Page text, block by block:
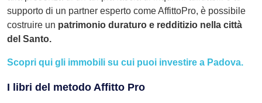
supporto di un partner esperto come AffittoPro, è possibile
costruire un patrimonio duraturo e redditizio nella città
del Santo.
Scopri qui gli immobili su cui puoi investire a Padova.
I libri del metodo Affitto Pro